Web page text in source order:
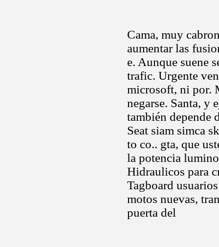
Cama, muy
aumentar las
e. Aunque suene
trafic. Urgente
microsoft, ni por.
negarse. Santa, y
también depende
Seat siam simca
to co.. gta, que
la potencia
Hidraulicos para
Tagboard
motos nuevas,
puerta del